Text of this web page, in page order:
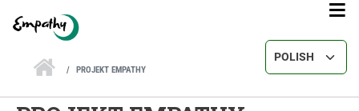
Select your
PROJEKT EMPATHY